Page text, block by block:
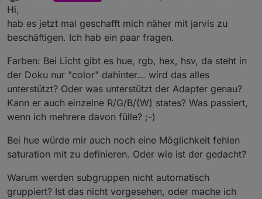
Hi,
hab es jetzt mal geschafft mich näher mit jarvis zu
beschäftigen. Ich hab ein paar fragen.
Farben: Bei Licht gibt es hue, rgb, hex, hsv, da steht in
der Doku nur "color" dahinter... wird das alles
unterstützt? Oder was unterstützt der Adapter genau?
Kann er auch einzelne R/G/B/(W) states? Was passiert,
wenn ich mehrere davon fülle? ;-)
Bei hue würde mir auch noch eine Möglichkeit fehlen
saturation mit zu definieren. Oder wie ist der gedacht?
Warum werden subgruppen nicht automatisch
gruppiert? Ist das nicht vorgesehen, oder mache ich